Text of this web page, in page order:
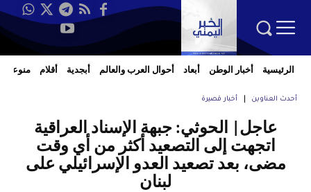
الرئيسية أخبار الوطن أبعاد أحوال العرب والعالم أبجدية أقلام منوعات
أحدث العناوين أخبار قصيرة
عاجل| الحوثي: جبهة الإسناد العراقية
اتجهت إلى التصعيد أكثر من أي وقت
مضى، بعد تصعيد العدو الإسرائيلي على
لبنان